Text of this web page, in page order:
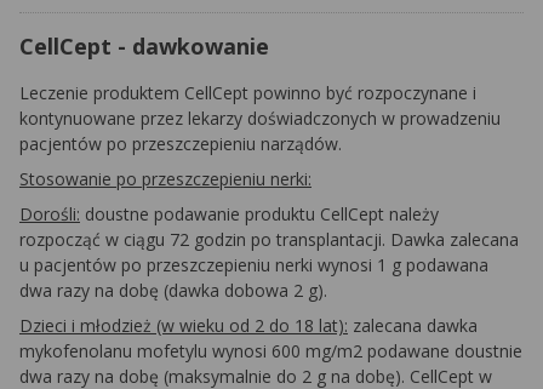
CellCept - dawkowanie
Leczenie produktem CellCept powinno być rozpoczynane i
kontynuowane przez lekarzy doświadczonych w prowadzeniu
pacjentów po przeszczepieniu narządów.
Stosowanie po przeszczepieniu nerki:
Dorośli: doustne podawanie produktu CellCept należy
rozpocząć w ciągu 72 godzin po transplantacji. Dawka zalecana
u pacjentów po przeszczepieniu nerki wynosi 1 g podawana
dwa razy na dobę (dawka dobowa 2 g).
Dzieci i młodzież (w wieku od 2 do 18 lat): zalecana dawka
mykofenolanu mofetylu wynosi 600 mg/m2 podawane doustnie
dwa razy na dobę (maksymalnie do 2 g na dobę). CellCept w